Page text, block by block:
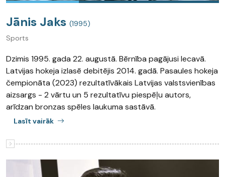
Jānis Jaks (1995)
Sports
Dzimis 1995. gada 22. augustā. Bērnība pagājusi Iecavā.
Latvijas hokeja izlasē debitējis 2014. gadā. Pasaules hokeja
čempionāta (2023) rezultatīvākais Latvijas valstsvienības
aizsargs - 2 vārtu un 5 rezultatīvu piespēļu autors,
arīdzan bronzas spēles laukuma sastāvā.
Lasīt vairāk